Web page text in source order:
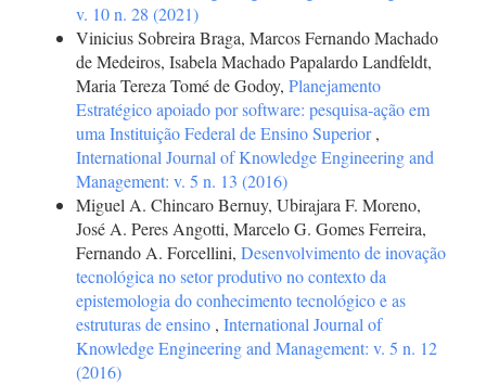
v. 10 n. 28 (2021)
Vinicius Sobreira Braga, Marcos Fernando Machado
de Medeiros, Isabela Machado Papalardo Landfeldt,
Maria Tereza Tomé de Godoy, Planejamento
Estratégico apoiado por software: pesquisa-ação em
uma Instituição Federal de Ensino Superior,
International Journal of Knowledge Engineering and
Management: v. 5 n. 13 (2016)
Miguel A. Chincaro Bernuy, Ubirajara F. Moreno,
José A. Peres Angotti, Marcelo G. Gomes Ferreira,
Fernando A. Forcellini, Desenvolvimento de inovação
tecnológica no setor produtivo no contexto da
epistemologia do conhecimento tecnológico e as
estruturas de ensino , International Journal of
Knowledge Engineering and Management: v. 5 n. 12
(2016)